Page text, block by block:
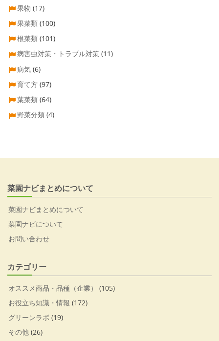
果物 (17)
果菜類 (100)
根菜類 (101)
病害虫対策・トラブル対策 (11)
病気 (6)
育て方 (97)
葉菜類 (64)
野菜分類 (4)
菜園ナビまとめについて
菜園ナビまとめについて
菜園ナビについて
お問い合わせ
カテゴリー
オススメ商品・品種（企業）
(105)
お役立ち知識・情報 (172)
グリーンラボ (19)
その他 (26)